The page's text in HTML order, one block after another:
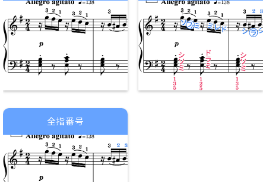
全指番号